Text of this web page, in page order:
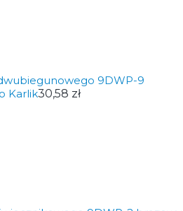
9DWP-9
Karlik30,58 zł